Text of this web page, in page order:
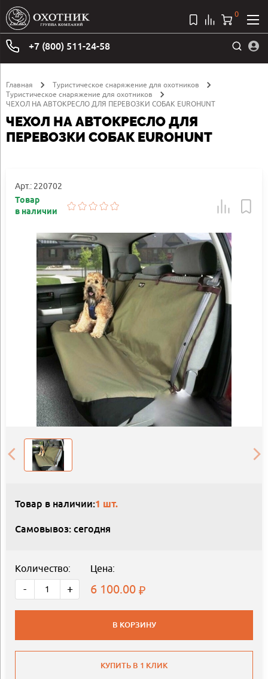
+7 (800) 511-24-58
0
Главная
Туристическое снаряжение для охотников
Туристическое снаряжение для охотников
ЧЕХОЛ НА АВТОКРЕСЛО ДЛЯ ПЕРЕВОЗКИ СОБАК EUROHUNT
ЧЕХОЛ НА АВТОКРЕСЛО ДЛЯ
ПЕРЕВОЗКИ СОБАК EUROHUNT
Арт.: 220702
Товар
в наличии
Товар в наличии:1 шт.
Самовывоз: сегодня
Количество:
- +
Цена:
6 100.00
В КОРЗИНУ
КУПИТЬ В 1 КЛИК